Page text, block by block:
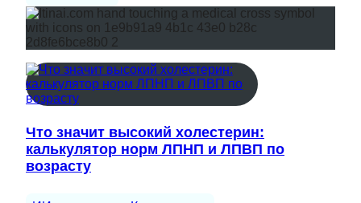
Что значит высокий холестерин:
калькулятор норм ЛПНП и ЛПВП по
возрасту